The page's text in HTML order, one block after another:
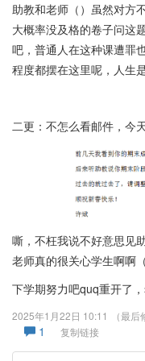
助教和老师（）虽然对方
大概率没及格的卷子问这
吧，普通人在这种课遭罪
程度都摆在这里呢，人生
二更：不怎么看邮件，今
嘶，不枉我说不好意思见
老师真的很关心学生啊啊（
下学期努力吧quq重开了
2025年1月22日 10:11 （最
1
复制链接